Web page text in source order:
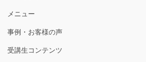
メニュー
事例・お客様の声
受講生コンテンツ